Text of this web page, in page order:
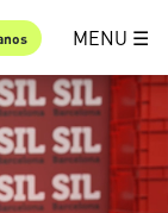
MENU ☰